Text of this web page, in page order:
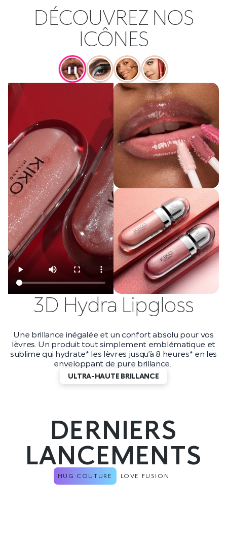
DÉCOUVREZ NOS
ICÔNES
❚❚
3D Hydra Lipgloss
Une brillance inégalée et un confort absolu pour vos
lèvres. Un produit tout simplement emblématique et
sublime qui hydrate* les lèvres jusqu’à 8 heures* en les
enveloppant de pure brillance.
ULTRA-HAUTE BRILLANCE
DERNIERS
LANCEMENTS
HUG COUTURE LOVE FUSION